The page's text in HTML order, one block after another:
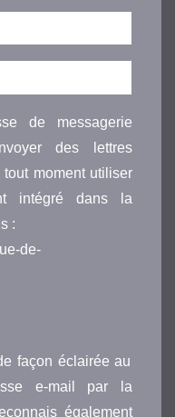
de messagerie
des lettres
moment utiliser
intégré dans la
:
de-
façon éclairée au
e-mail par la
également